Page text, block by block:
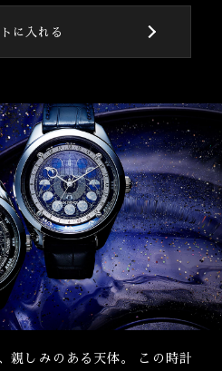
に入れる
親しみのある天体。 この時計